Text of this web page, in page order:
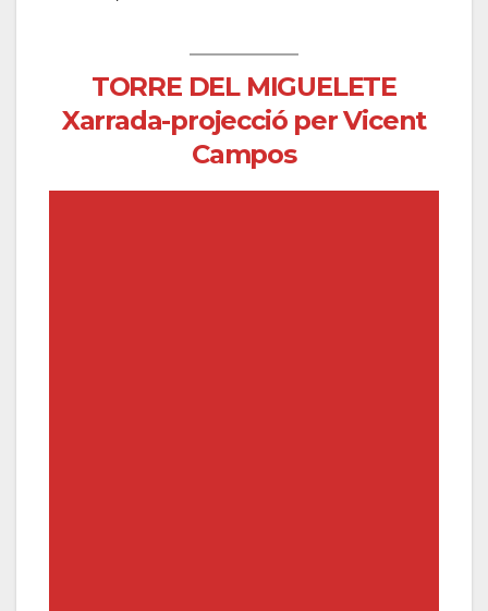
TORRE DEL MIGUELETE
Xarrada-projecció per Vicent
Campos